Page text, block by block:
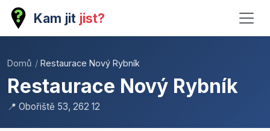
Kam jit jist?
Domů / Restaurace Nový Rybník
Restaurace Nový Rybník
📍 Obořiště 53, 262 12